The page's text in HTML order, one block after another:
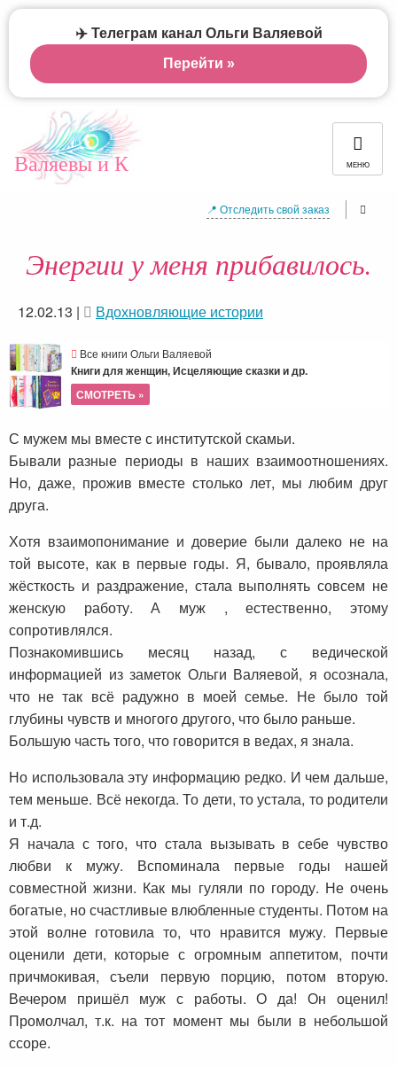
Валяевы и К МЕНЮ
📍 Отследить свой заказ
Энергии у меня прибавилось.
12.02.13 | Вдохновляющие истории
Все книги Ольги Валяевой
Книги для женщин, Исцеляющие сказки и др.
СМОТРЕТЬ »
С мужем мы вместе с институтской скамьи.
Бывали разные периоды в наших взаимоотношениях.
Но, даже, прожив вместе столько лет, мы любим друг
друга.
Хотя взаимопонимание и доверие были далеко не на
той высоте, как в первые годы. Я, бывало, проявляла
жёсткость и раздражение, стала выполнять совсем не
женскую работу. А муж , естественно, этому
сопротивлялся.
Познакомившись месяц назад, с ведической
информацией из заметок Ольги Валяевой, я осознала,
что не так всё радужно в моей семье. Не было той
глубины чувств и многого другого, что было раньше.
Большую часть того, что говорится в ведах, я знала.
Но использовала эту информацию редко. И чем дальше,
тем меньше. Всё некогда. То дети, то устала, то родители
и т.д.
Я начала с того, что стала вызывать в себе чувство
любви к мужу. Вспоминала первые годы нашей
совместной жизни. Как мы гуляли по городу. Не очень
богатые, но счастливые влюбленные студенты. Потом на
этой волне готовила то, что нравится мужу. Первые
оценили дети, которые с огромным аппетитом, почти
причмокивая, съели первую порцию, потом вторую.
Вечером пришёл муж с работы. О да! Он оценил!
Промолчал, т.к. на тот момент мы были в небольшой
ссоре.
✈️ Телеграм канал Ольги Валяевой
Перейти »